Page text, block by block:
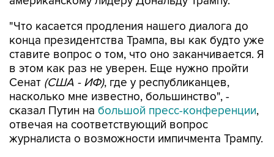
"Что касается продления нашего диалога до
конца президентства Трампа, вы как будто уже
ставите вопрос о том, что оно заканчивается. Я
в этом как раз не уверен. Еще нужно пройти
Сенат (США - ИФ), где у республиканцев,
насколько мне известно, большинство", -
сказал Путин на большой пресс-конференции,
отвечая на соответствующий вопрос
журналиста о возможности импичмента Трампу.